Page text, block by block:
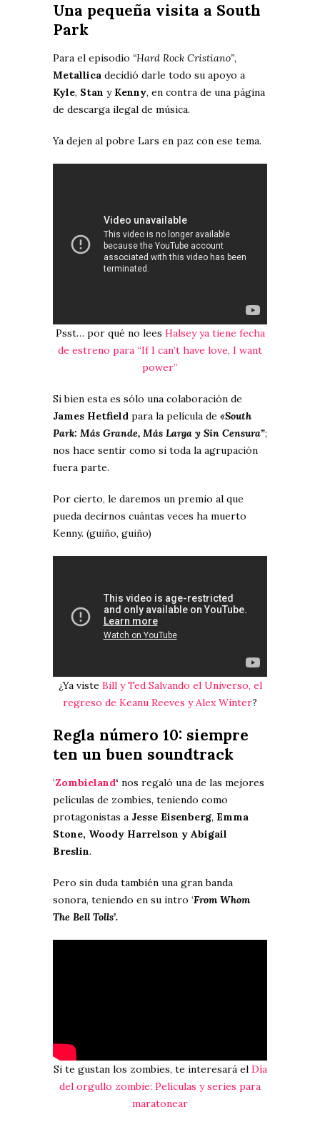
Una pequeña visita a South
Park
Para el episodio “Hard Rock Cristiano”,
Metallica decidió darle todo su apoyo a
Kyle, Stan y Kenny, en contra de una página
de descarga ilegal de música.
Ya dejen al pobre Lars en paz con ese tema.
Psst… por qué no lees Halsey ya tiene fecha
de estreno para “If I can’t have love, I want
power”
Si bien esta es sólo una colaboración de
James Hetfield para la película de «South
Park: Más Grande, Más Larga y Sin Censura”;
nos hace sentir como si toda la agrupación
fuera parte.
Por cierto, le daremos un premio al que
pueda decirnos cuántas veces ha muerto
Kenny. (guiño, guiño)
¿Ya viste Bill y Ted Salvando el Universo, el
regreso de Keanu Reeves y Alex Winter?
Regla número 10: siempre
ten un buen soundtrack
‘Zombieland‘ nos regaló una de las mejores
películas de zombies, teniendo como
protagonistas a Jesse Eisenberg, Emma
Stone, Woody Harrelson y Abigail
Breslin.
Pero sin duda también una gran banda
sonora, teniendo en su intro ‘From Whom
The Bell Tolls’.
Si te gustan los zombies, te interesará el Día
del orgullo zombie: Películas y series para
maratonear